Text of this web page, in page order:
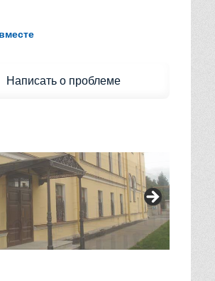
по организации
лучше?
Написать о проблеме